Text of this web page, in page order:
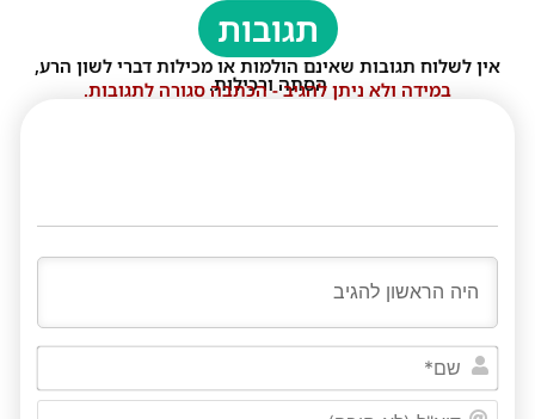
תגובות
אין לשלוח תגובות שאינם הולמות או מכילות דברי לשון הרע,
הסתה ורכילות.
במידה ולא ניתן להגיב - הכתבה סגורה לתגובות.
שם*